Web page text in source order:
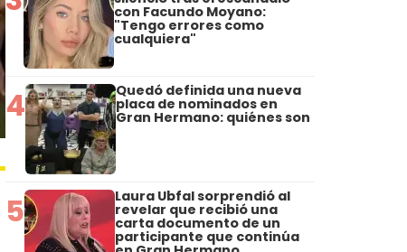
con Facundo Moyano:
"Tengo errores como
cualquiera"
4 Quedó definida una nueva
placa de nominados en
Gran Hermano: quiénes son
5 Laura Ubfal sorprendió al
revelar que recibió una
carta documento de un
participante que continúa